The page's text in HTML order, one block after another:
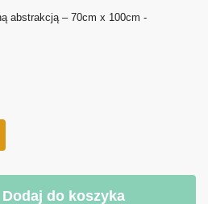
abstrakcją – 70cm x 100cm -
Dodaj do koszyka